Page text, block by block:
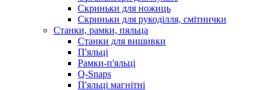
Скриньки для ножиць
Скриньки для рукоділля, смітнички
Станки, рамки, пяльца
Станки для вишивки
П'яльці
Рамки-п'яльці
Q-Snaps
П'яльці магнітні